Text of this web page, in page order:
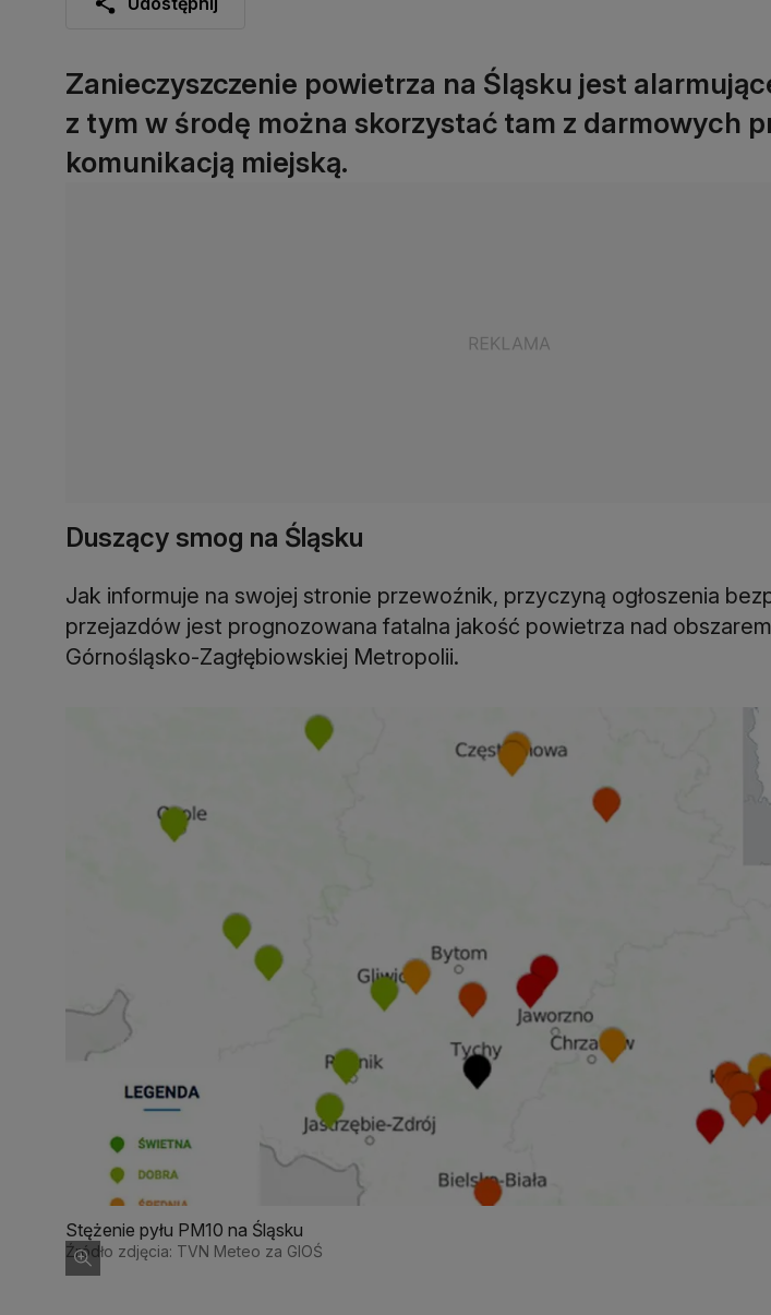
Zanieczyszczenie powietrza na Śląsku jest
z tym w środę można skorzystać tam z darmowych
komunikacją miejską.
Duszący smog na Śląsku
Jak informuje na swojej stronie przewoźnik, przyczyną ogłoszenia
przejazdów jest prognozowana fatalna jakość powietrza nad
Górnośląsko-Zagłębiowskiej Metropolii.
Stężenie pyłu PM10 na Śląsku
Źródło zdjęcia: TVN Meteo za GIOŚ